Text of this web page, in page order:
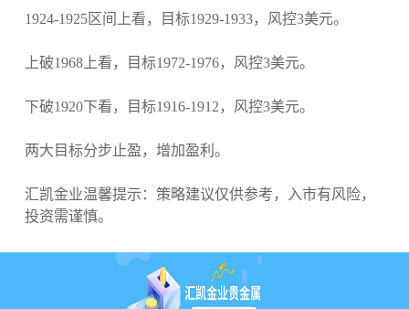
1924-1925区间上看，目标1929-1933，风控3美元。
上破1968上看，目标1972-1976，风控3美元。
下破1920下看，目标1916-1912，风控3美元。
两大目标分步止盈，增加盈利。
汇凯金业温馨提示：策略建议仅供参考，入市有风险，
投资需谨慎。